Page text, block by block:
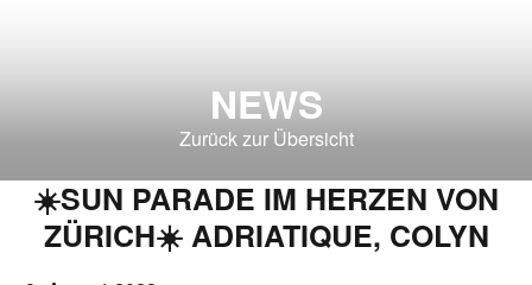
NEWS
Zurück zur Übersicht
☀️SUN PARADE IM HERZEN VON
ZÜRICH☀️ ADRIATIQUE, COLYN